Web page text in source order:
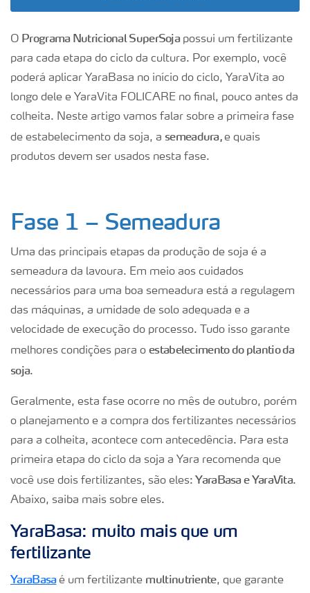
O Programa Nutricional SuperSoja possui um fertilizante
para cada etapa do ciclo da cultura. Por exemplo, você
poderá aplicar YaraBasa no início do ciclo, YaraVita ao
longo dele e YaraVita FOLICARE no final, pouco antes da
colheita. Neste artigo vamos falar sobre a primeira fase
de estabelecimento da soja, a semeadura,e quais
produtos devem ser usados nesta fase.
Fase 1 – Semeadura
Uma das principais etapas da produção de soja é a
semeadura da lavoura. Em meio aos cuidados
necessários para uma boa semeadura está a regulagem
das máquinas, a umidade de solo adequada e a
velocidade de execução do processo. Tudo isso garante
melhores condições para o estabelecimento do plantio da
soja.
Geralmente, esta fase ocorre no mês de outubro, porém
o planejamento e a compra dos fertilizantes necessários
para a colheita, acontece com antecedência. Para esta
primeira etapa do ciclo da soja a Yara recomenda que
você use dois fertilizantes, são eles: YaraBasa e YaraVita.
Abaixo, saiba mais sobre eles.
YaraBasa: muito mais que um
fertilizante
YaraBasaé um fertilizante multinutriente, que garante